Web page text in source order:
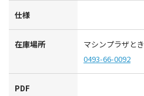
仕様
在庫場所
マシンプラザと
0493-66-0092
PDF